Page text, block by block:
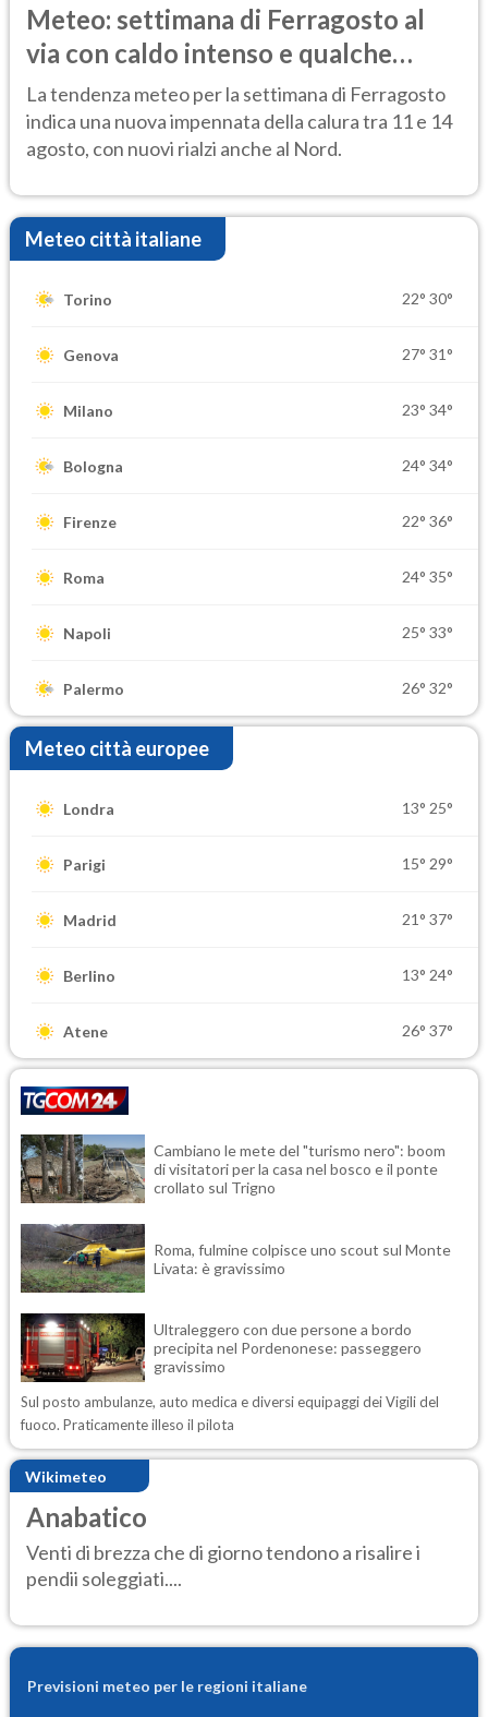
Meteo: settimana di Ferragosto al
via con caldo intenso e qualche
temporale
La tendenza meteo per la settimana di Ferragosto
indica una nuova impennata della calura tra 11 e 14
agosto, con nuovi rialzi anche al Nord.
Meteo città italiane
Torino 22° 30°
Genova 27° 31°
Milano 23° 34°
Bologna 24° 34°
Firenze 22° 36°
Roma 24° 35°
Napoli 25° 33°
Palermo 26° 32°
Meteo città europee
Londra 13° 25°
Parigi 15° 29°
Madrid 21° 37°
Berlino 13° 24°
Atene 26° 37°
Cambiano le mete del "turismo nero": boom
di visitatori per la casa nel bosco e il ponte
crollato sul Trigno
Roma, fulmine colpisce uno scout sul Monte
Livata: è gravissimo
Ultraleggero con due persone a bordo
precipita nel Pordenonese: passeggero
gravissimo
Sul posto ambulanze, auto medica e diversi equipaggi dei Vigili del
fuoco. Praticamente illeso il pilota
Wikimeteo
Anabatico
Venti di brezza che di giorno tendono a risalire i
pendii soleggiati....
Previsioni meteo per le regioni italiane